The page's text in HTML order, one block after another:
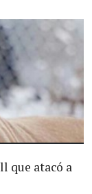
que atacó a